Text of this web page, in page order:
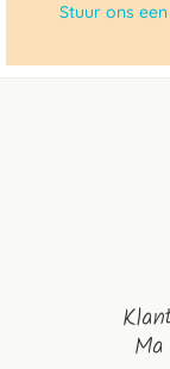
Stuur ons